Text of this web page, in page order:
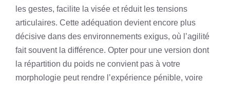
les gestes, facilite la visée et réduit les tensions
articulaires. Cette adéquation devient encore plus
décisive dans des environnements exigus, où l’agilité
fait souvent la différence. Opter pour une version dont
la répartition du poids ne convient pas à votre
morphologie peut rendre l’expérience pénible, voire